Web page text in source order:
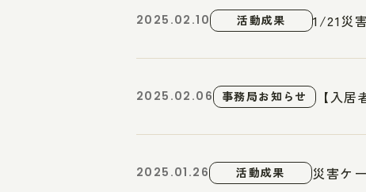
2025.02.10 活動成果 1/21災
2025.02.06 事務局お知らせ 【入
2025.01.26 活動成果 災害ケ